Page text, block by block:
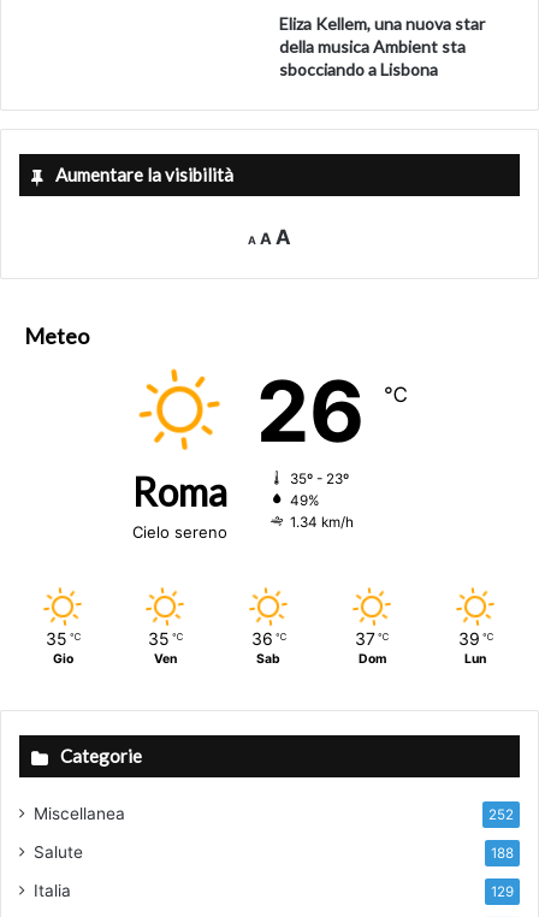
Eliza Kellem, una nuova star
della musica Ambient sta
sbocciando a Lisbona
Aumentare la visibilità
A
Decrease
font
A Reset
size.
A
Meteo
Roma
Cielo sereno
26 ℃
35º - 23º
49%
1.34 km/h
35 ℃
Gio
35 ℃
Ven
36 ℃
Sab
37 ℃
Dom
39 ℃
Lun
Categorie
Miscellanea 252
Salute 188
Italia 129